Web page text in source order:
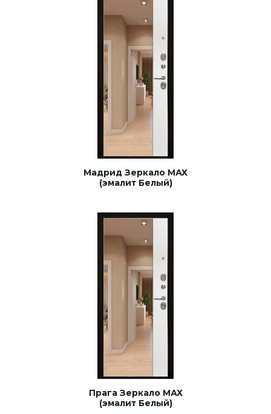
Мадрид Зеркало МАХ
(эмалит Белый)
Прага Зеркало МАХ
(эмалит Белый)